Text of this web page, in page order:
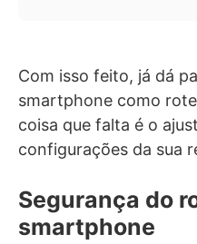
Com isso feito, já dá
smartphone como
coisa que falta é o
configurações da sua
Segurança do
smartphone